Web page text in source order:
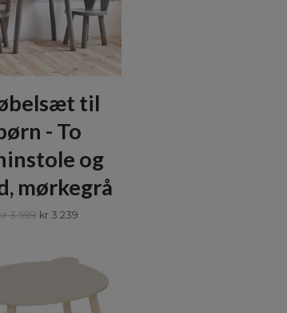
til
- To
og
mørkegrå
3 599 kr 3 239